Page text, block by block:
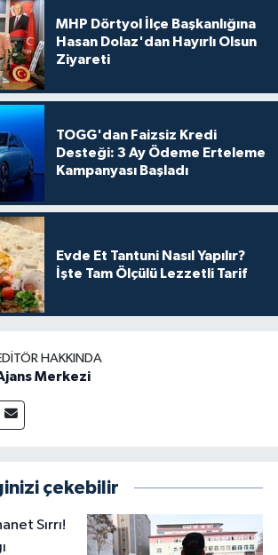
MHP Dörtyol İlçe Başkanlığına
Hasan Dolaz'dan Hayırlı Olsun
Ziyareti
TOGG'dan Faizsiz Kredi
Desteği: 3 Ay Ödeme Erteleme
Kampanyası Başladı
Evde Et Tantuni Nasıl Yapılır?
İşte Tam Ölçülü Lezzetli Tarif
HAKKINDA
Merkezi
çekebilir